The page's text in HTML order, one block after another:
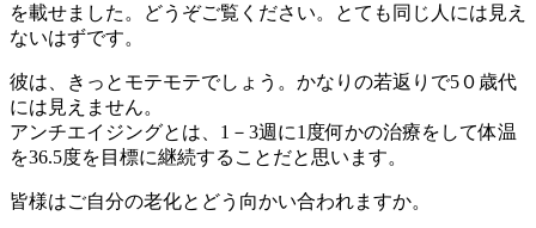
を載せました。どうぞご覧ください。とても同じ人には見え
ないはずです。
彼は、きっとモテモテでしょう。かなりの若返りで5０歳代
には見えません。
アンチエイジングとは、1－3週に1度何かの治療をして体温
を36.5度を目標に継続することだと思います。
皆様はご自分の老化とどう向かい合われますか。